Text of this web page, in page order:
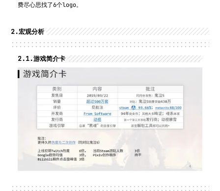
费尽心思找了6个logo。
2.宏观分析
2.1.游戏简介卡